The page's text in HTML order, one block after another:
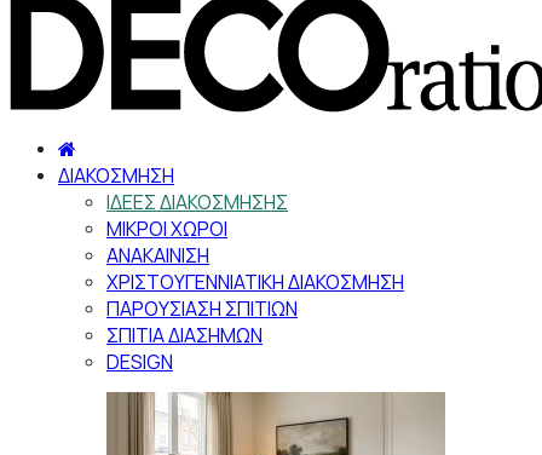
ΔΙΑΚΟΣΜΗΣΗ
ΙΔΕΕΣ ΔΙΑΚΟΣΜΗΣΗΣ
ΜΙΚΡΟΙ ΧΩΡΟΙ
ΑΝΑΚΑΙΝΙΣΗ
ΧΡΙΣΤΟΥΓΕΝΝΙΑΤΙΚΗ ΔΙΑΚΟΣΜΗΣΗ
ΠΑΡΟΥΣΙΑΣΗ ΣΠΙΤΙΩΝ
ΣΠΙΤΙΑ ΔΙΑΣΗΜΩΝ
DESIGN